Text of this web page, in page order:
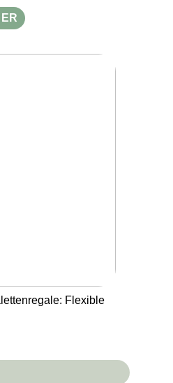
Flexible